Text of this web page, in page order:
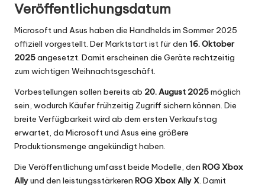
Veröffentlichungsdatum
Microsoft und Asus haben die Handhelds im Sommer 2025
offiziell vorgestellt. Der Marktstart ist für den 16. Oktober
2025angesetzt. Damit erscheinen die Geräte rechtzeitig
zum wichtigen Weihnachtsgeschäft.
Vorbestellungen sollen bereits ab 20. August 2025möglich
sein, wodurch Käufer frühzeitig Zugriff sichern können. Die
breite Verfügbarkeit wird ab dem ersten Verkaufstag
erwartet, da Microsoft und Asus eine größere
Produktionsmenge angekündigt haben.
Die Veröffentlichung umfasst beide Modelle, den ROG Xbox
Allyund den leistungsstärkeren ROG Xbox Ally X. Damit